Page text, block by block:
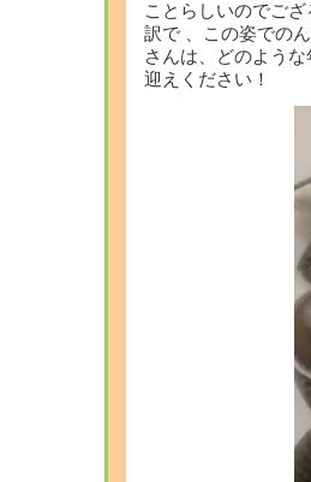
ことらしいのでご
訳で 、この姿での
さんは、どのよう
迎えください！